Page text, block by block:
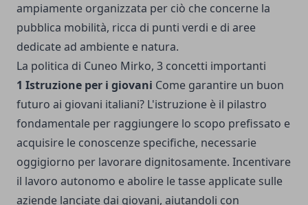
ampiamente organizzata per ciò che concerne la
pubblica mobilità, ricca di punti verdi e di aree
dedicate ad ambiente e natura.
La politica di Cuneo Mirko, 3 concetti importanti
1 Istruzione per i giovani Come garantire un buon
futuro ai giovani italiani? L'istruzione è il pilastro
fondamentale per raggiungere lo scopo prefissato e
acquisire le conoscenze specifiche, necessarie
oggigiorno per lavorare dignitosamente. Incentivare
il lavoro autonomo e abolire le tasse applicate sulle
aziende lanciate dai giovani, aiutandoli con